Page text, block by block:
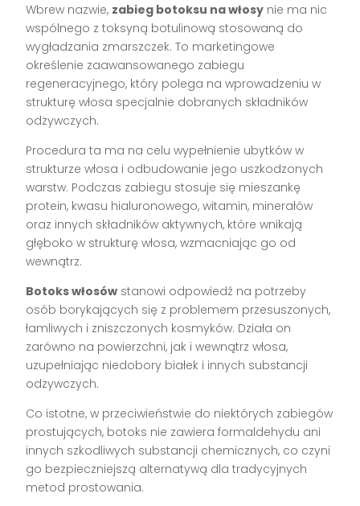
Wbrew nazwie, zabieg botoksu na włosy nie ma nic
wspólnego z toksyną botulinową stosowaną do
wygładzania zmarszczek. To marketingowe
określenie zaawansowanego zabiegu
regeneracyjnego, który polega na wprowadzeniu w
strukturę włosa specjalnie dobranych składników
odżywczych.
Procedura ta ma na celu wypełnienie ubytków w
strukturze włosa i odbudowanie jego uszkodzonych
warstw. Podczas zabiegu stosuje się mieszankę
protein, kwasu hialuronowego, witamin, minerałów
oraz innych składników aktywnych, które wnikają
głęboko w strukturę włosa, wzmacniając go od
wewnątrz.
Botoks włosów stanowi odpowiedź na potrzeby
osób borykających się z problemem przesuszonych,
łamliwych i zniszczonych kosmyków. Działa on
zarówno na powierzchni, jak i wewnątrz włosa,
uzupełniając niedobory białek i innych substancji
odżywczych.
Co istotne, w przeciwieństwie do niektórych zabiegów
prostujących, botoks nie zawiera formaldehydu ani
innych szkodliwych substancji chemicznych, co czyni
go bezpieczniejszą alternatywą dla tradycyjnych
metod prostowania.